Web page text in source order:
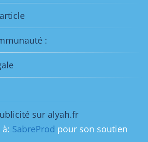
:
sur alyah.fr
SabreProd pour son soutien